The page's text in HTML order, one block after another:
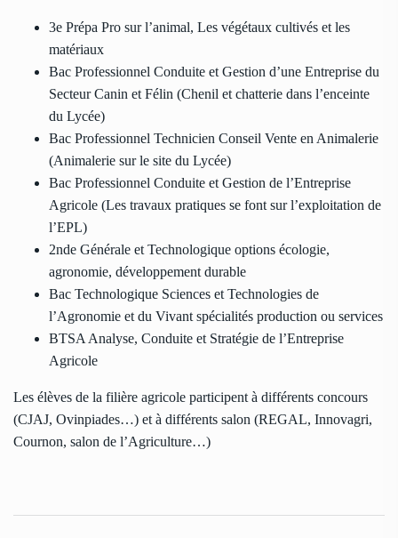
3e Prépa Pro sur l’animal, Les végétaux cultivés et les
matériaux
Bac Professionnel Conduite et Gestion d’une Entreprise du
Secteur Canin et Félin (Chenil et chatterie dans l’enceinte
du Lycée)
Bac Professionnel Technicien Conseil Vente en Animalerie
(Animalerie sur le site du Lycée)
Bac Professionnel Conduite et Gestion de l’Entreprise
Agricole (Les travaux pratiques se font sur l’exploitation de
l’EPL)
2nde Générale et Technologique options écologie,
agronomie, développement durable
Bac Technologique Sciences et Technologies de
l’Agronomie et du Vivant spécialités production ou services
BTSA Analyse, Conduite et Stratégie de l’Entreprise
Agricole
Les élèves de la filière agricole participent à différents concours
(CJAJ, Ovinpiades…) et à différents salon (REGAL, Innovagri,
Cournon, salon de l’Agriculture…)